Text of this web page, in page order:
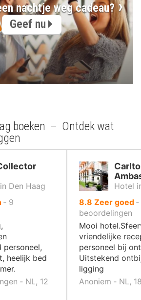
nachtje weg cadeau?
Geef nu
boeken – Ontdek wat
Den Haag
‐ 9
personeel,
heelijk bed
‐ NL, 12
Hotel
8.8 uit
10
,
Zeer goed ‐
beoordelingen
Mooi
vriendelijke
personeel bij
Uitstekend
ligging
Anoniem ‐ NL,